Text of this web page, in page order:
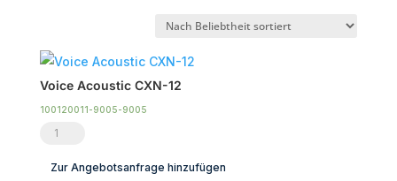
sortiert
Voice Acoustic CXN-12
100120011-9005-9005
Voice
Zur Angebotsanfrage hinzufügen